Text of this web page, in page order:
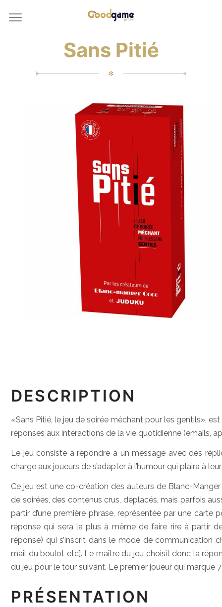
Sans Pitié
✻
DESCRIPTION
«Sans Pitié, le jeu de soirée méchant pour les gentils»,
réponses aux interactions de la vie quotidienne (emails,
Le jeu consiste à répondre à un message avec des
charge aux joueurs de s’adapter à l’humour qui plaira à
Ce jeu est une co-création des auteurs de Blanc-
de soirées, des contenus crus, déplacés, mais parfois
partir d’une première phrase, représentée par une
réponse qui sera la plus à même de faire rire à partir
réponse) qui s’inscrit dans le mode de communication
mail du boulot etc]. Le maître du jeu choisit donc la
du jeu pour le tour suivant. Le premier joueur qui marque
PRÉSENTATION